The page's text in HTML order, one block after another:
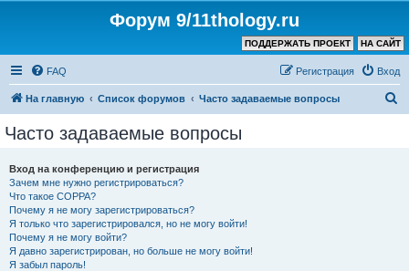
Форум 9/11thology.ru
НА САЙТ
ПОДДЕРЖАТЬ ПРОЕКТ
FAQ Вход
Регистрация
На главную Список форумов Часто задаваемые вопросы
Часто задаваемые вопросы
Вход на конференцию и регистрация
Зачем мне нужно регистрироваться?
Что такое COPPA?
Почему я не могу зарегистрироваться?
Я только что зарегистрировался, но не могу войти!
Почему я не могу войти?
Я давно зарегистрирован, но больше не могу войти!
Я забыл пароль!